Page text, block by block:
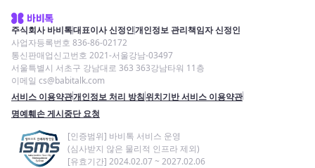
주식회사 바비톡대표이사 신정인개인정보 관리책임자 신정인
사업자등록번호 836-86-02172
통신판매업신고번호 2021-서울강남-03497
서울특별시 서초구 강남대로 363 363강남타워 11층
이메일 cs@babitalk.com
서비스 이용약관개인정보 처리 방침위치기반 서비스 이용약관
명예훼손 게시중단 요청
[인증범위] 바비톡 서비스 운영
(심사받지 않은 물리적 인프라 제외)
[유효기간] 2024.02.07 ~ 2027.02.06